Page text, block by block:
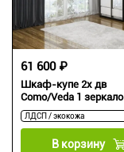
Шкаф-купе 2х дв
Como/Veda 1 зеркало
61 600 ₽
В корзину